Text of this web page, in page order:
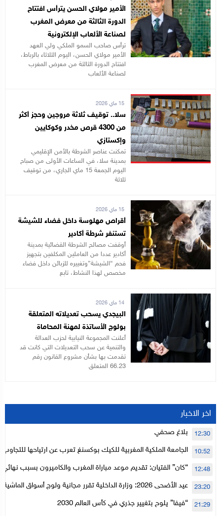
الأمير مولاي الحسن يترأس افتتاح
الدورة الثالثة من معرض المغرب
لصناعة الألعاب الإلكترونية
ترأس صاحب السمو الملكي ولي العهد
الأمير مولاي الحسن، اليوم الثلاثاء بالرباط،
افتتاح الدورة الثالثة من معرض المغرب
لصناعة الألعاب
15 ماي 2026
سلا.. توقيف ثلاثة مروجين وحجز أكثر
من 4300 قرص مخدر وكوكايين
وإكستازي
تمكنت عناصر الشرطة بالأمن الإقليمي
بمدينة سلا، في الساعات الأولى من صباح
اليوم الجمعة 15 ماي الجاري، من توقيف
ثلاثة
15 ماي 2026
أقراص مهلوسة داخل فضاء للشيشة
تستنفر شرطة أكادير
أوقفت مصالح الشرطة القضائية بمدينة
أكادير عددا من العاملين المكلفين بتجهيز
فحم “الشيشة”وتغييره للزبائن داخل فضاء
مخصص لهذا النشاط، تابع
14 ماي 2026
البيجدي يسحب تعديلاته المتعلقة
بولوج الأساتذة لمهنة المحاماة
أعلنت المجموعة النيابية لحزب العدالة
والتنمية عن سحب التعديلات التي كانت قد
تقدمت بها بشأن مشروع القانون رقم
66.23 المتعلق
اخر الاخبار
بلاغ صحفي 12:30
الجامعة الملكية المغربية للكيك بوكسنغ تعرب عن ارتياحها
الأعلى للحسابات
10:52
“كان” الفتيان: تقديم موعد مباراة المغرب والكاميرون بسبب نهائي 12:48
عيد الأضحى 2026: وزارة الداخلية تقرر مجانية ولوج أسواق
لتنظيمها
23:20
“فيفا” يلوح بتغيير جذري في كأس العالم 2030 21:29